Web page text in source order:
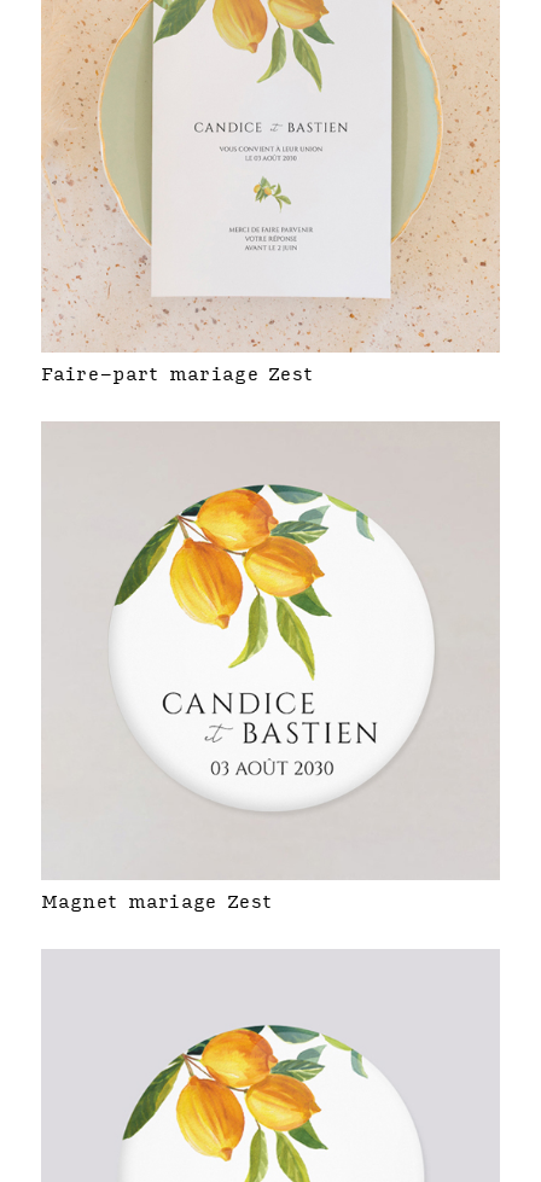
Faire-part mariage Zest
Magnet mariage Zest